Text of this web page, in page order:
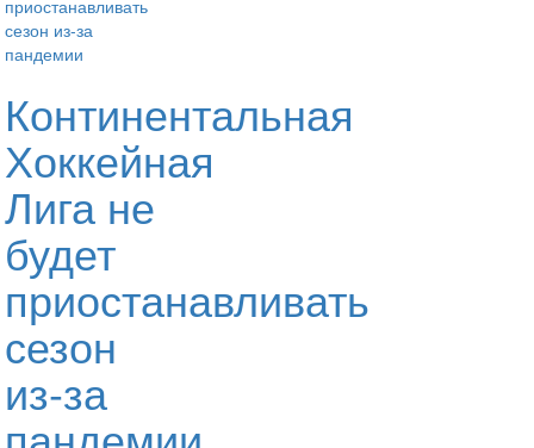
Континентальная
Хоккейная
Лига не
будет
приостанавливать
сезон
из-за